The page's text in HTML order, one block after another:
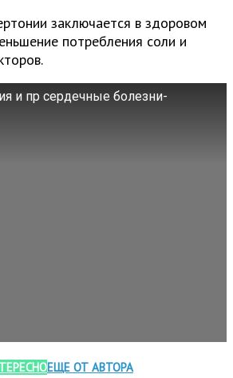
заключается в здоровом
потребления соли и
и пр сердечные болезни-
ЕЩЕ ОТ АВТОРА